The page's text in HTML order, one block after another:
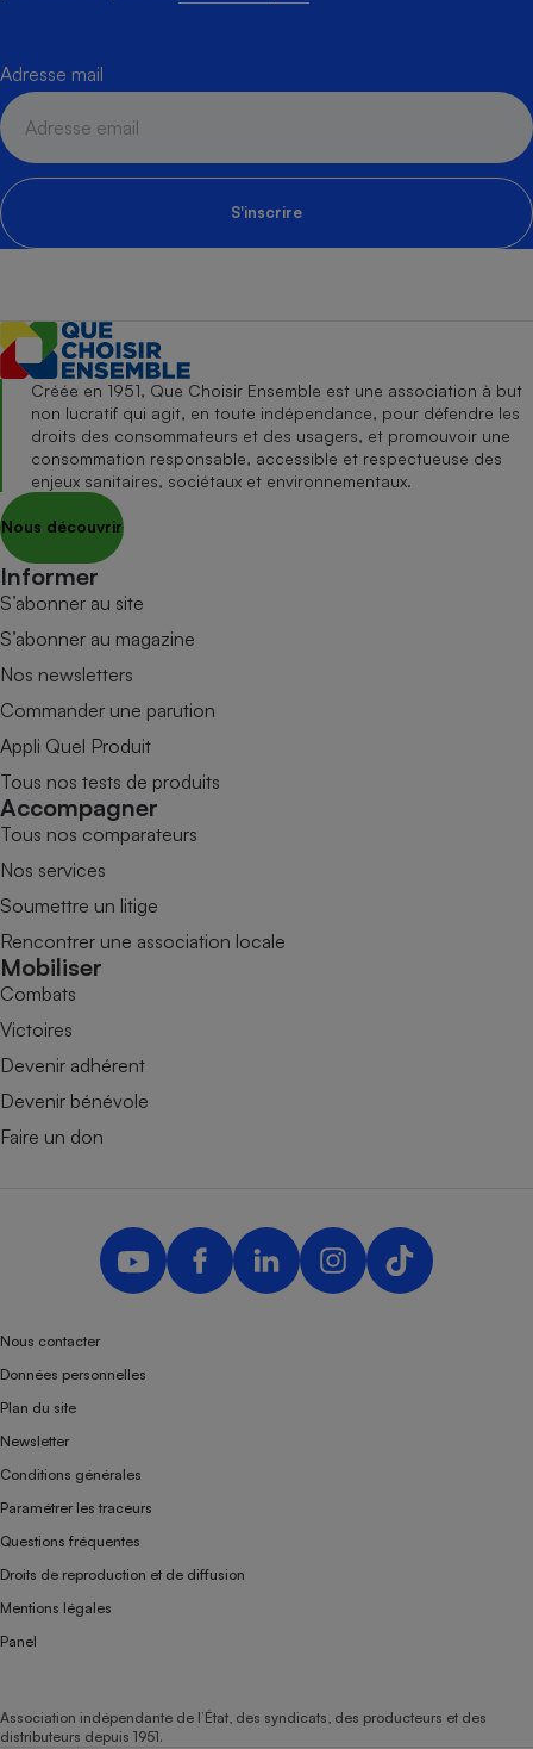
Adresse mail
S'inscrire
Créée en 1951, Que Choisir Ensemble est une association à but
non lucratif qui agit, en toute indépendance, pour défendre les
droits des consommateurs et des usagers, et promouvoir une
consommation responsable, accessible et respectueuse des
enjeux sanitaires, sociétaux et environnementaux.
Nous découvrir
Informer
S’abonner au site
S’abonner au magazine
Nos newsletters
Commander une parution
Appli Quel Produit
Tous nos tests de produits
Accompagner
Tous nos comparateurs
Nos services
Soumettre un litige
Rencontrer une association locale
Mobiliser
Combats
Victoires
Devenir adhérent
Devenir bénévole
Faire un don
Nous contacter
Données personnelles
Plan du site
Newsletter
Conditions générales
Paramétrer les traceurs
Questions fréquentes
Droits de reproduction et de diffusion
Mentions légales
Panel
Association indépendante de l’État, des syndicats, des producteurs et des
distributeurs depuis 1951.